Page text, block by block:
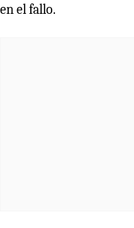
en el fallo.